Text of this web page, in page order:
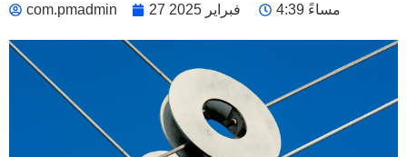
com.pmadmin